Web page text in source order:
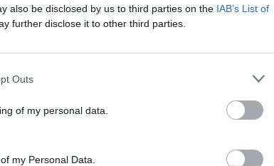
also be disclosed by us to third parties on the IAB’s List of
further disclose it to other third parties.
Outs
of my personal data.
my Personal Data.